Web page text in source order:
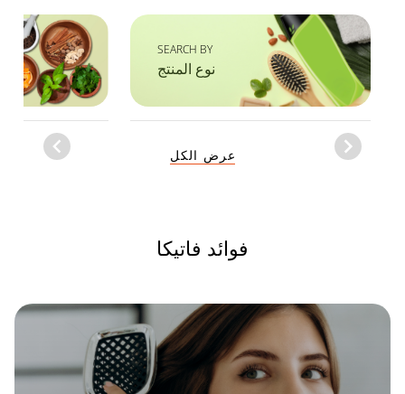
SEARCH BY
نوع المنتج
Item
عرض الكل
فوائد فاتيكا